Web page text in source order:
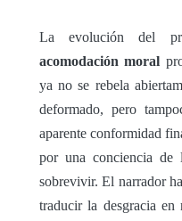
La evolución del
acomodación moral
ya no se rebela
deformado, pero
aparente conformidad
por una conciencia de
sobrevivir. El narrador
traducir la desgracia en